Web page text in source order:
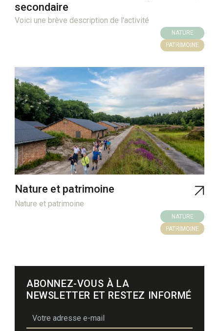
secondaire
Voici une brève description de l'activité
NATURE
PATRIMOINE
Nature et patrimoine
Nature et patrimoine
NATURE
PATRIMOINE
ABONNEZ-VOUS À LA
NEWSLETTER ET RESTEZ INFORMÉ